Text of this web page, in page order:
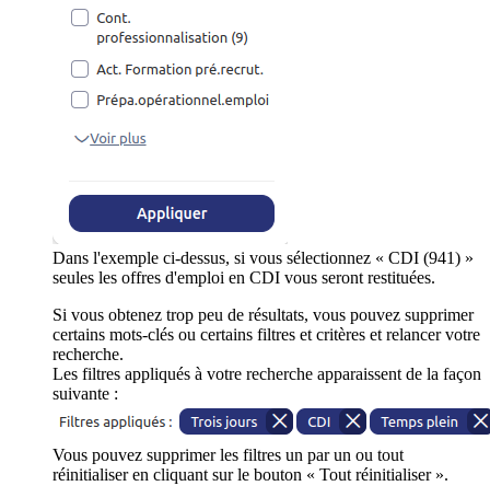
Dans l'exemple ci-dessus, si vous sélectionnez « CDI (941) »
seules les offres d'emploi en CDI vous seront restituées.
Si vous obtenez trop peu de résultats, vous pouvez supprimer
certains mots-clés ou certains filtres et critères et relancer votre
recherche.
Les filtres appliqués à votre recherche apparaissent de la façon
suivante :
Vous pouvez supprimer les filtres un par un ou tout
réinitialiser en cliquant sur le bouton « Tout réinitialiser ».